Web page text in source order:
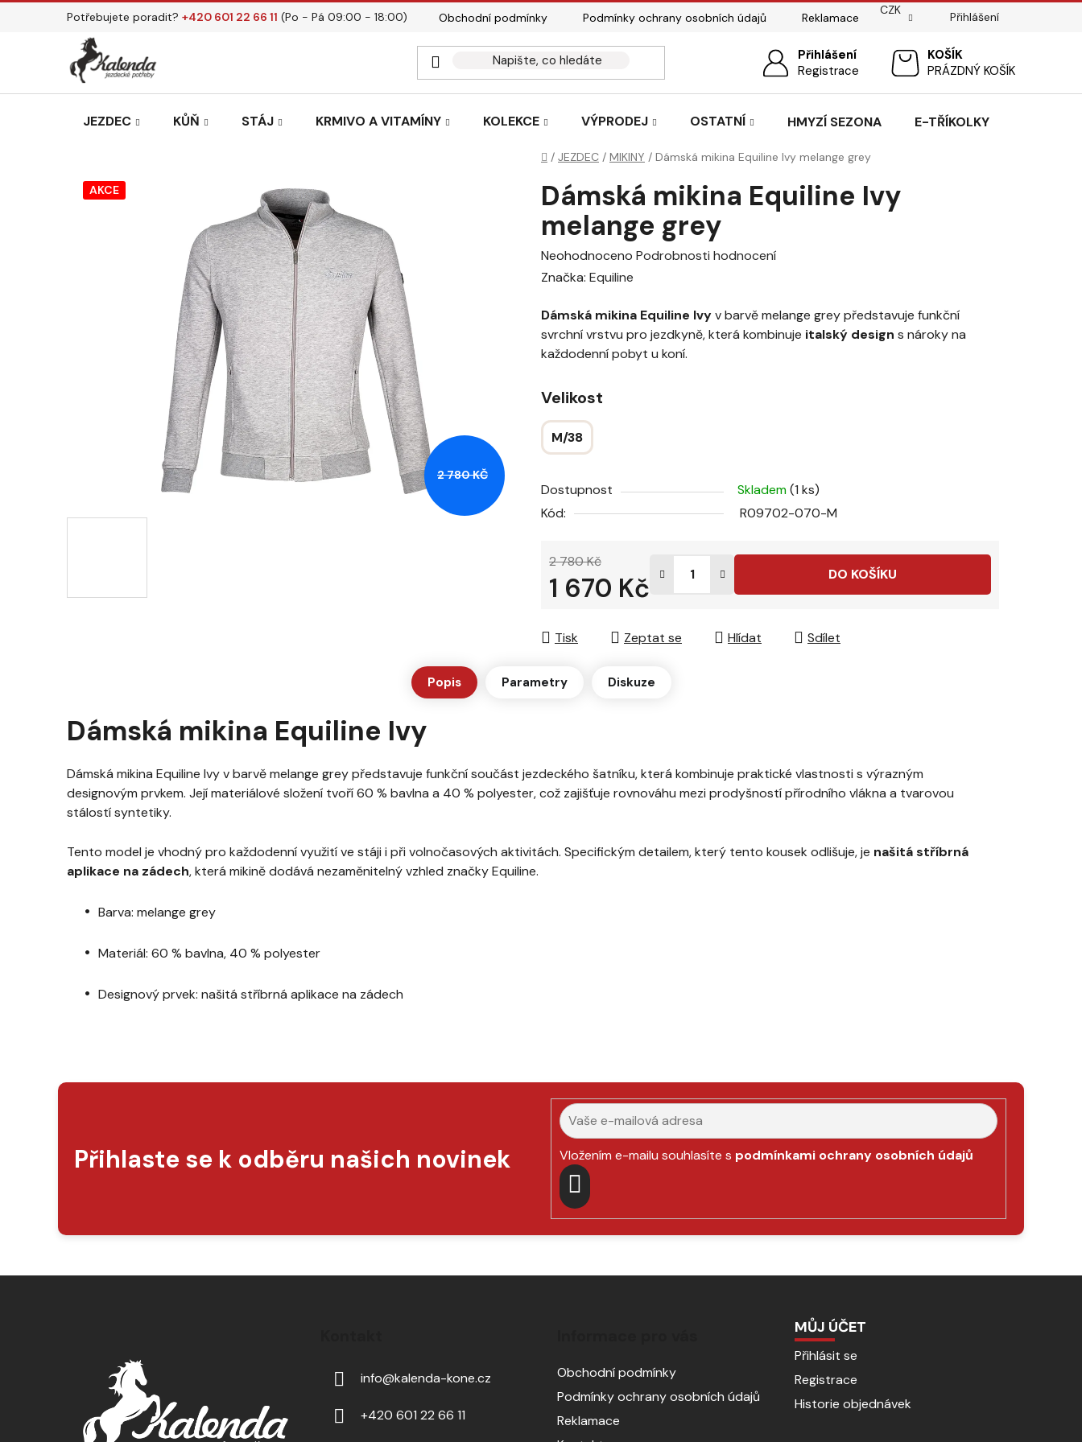
Přejít
Potřebujete poradit? +420 601 22 66 11 (Po - Pá 09:00 - 18:00) Obchodní podmínky Podmínky ochrany osobních údajů
Reklamace
Pasování sedel pro koně
CZK
Přihlášení
Přihlášení
Registrace
NÁKUPNÍPRÁZDNÝ KOŠÍK
JEZDEC KŮŇ STÁJ KRMIVO A VITAMÍNY KOLEKCE VÝPRODEJ OSTATNÍ HMYZÍ SEZONA E-TŘÍKOLKY
Domů
/ JEZDEC / MIKINY / Dámská mikina Equiline Ivy melange grey
Dámská mikina Equiline Ivy
melange grey
Průměrné
hodnocení
je
0,0
z
hvězdiček.
Neohodnoceno Podrobnosti hodnocení
Značka: Equiline
Dámská mikina Equiline Ivyv barvě melange grey představuje funkční
svrchní vrstvu pro jezdkyně, která kombinuje italský design s nároky na
každodenní pobyt u koní.
Velikost
M/38
Dostupnost Skladem(1 ks)
Kód:
R09702-070-M
2 780 Kč
1 670 Kč DO KOŠÍKU
Tisk Zeptat se Hlídat Sdílet
AKCE
2 780 KČ
Popis Parametry Diskuze
Dámská mikina Equiline Ivy
Dámská mikina Equiline Ivy v barvě melange grey představuje funkční součást jezdeckého šatníku, která kombinuje praktické vlastnosti s výrazným
designovým prvkem. Její materiálové složení tvoří 60 % bavlna a 40 % polyester, což zajišťuje rovnováhu mezi prodyšností přírodního vlákna a tvarovou
stálostí syntetiky.
Tento model je vhodný pro každodenní využití ve stáji i při volnočasových aktivitách. Specifickým detailem, který tento kousek odlišuje, je našitá stříbrná
aplikace na zádech, která mikině dodává nezaměnitelný vzhled značky Equiline.
Barva: melange grey
Materiál: 60 % bavlna, 40 % polyester
Designový prvek: našitá stříbrná aplikace na zádech
Přihlaste se k odběru našich novinek Vložením e-mailu souhlasíte s podmínkami ochrany osobních údajů
PŘIHLÁSIT
SE
info@kalenda-kone.cz
+420 601 22 66 11
Obchodní podmínky
Podmínky ochrany osobních údajů
Reklamace
MŮJ ÚČET
Přihlásit se
Registrace
Historie objednávek